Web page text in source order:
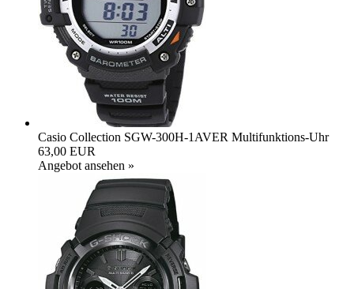
Casio Collection SGW-300H-1AVER Multifunktions-Uhr
63,00 EUR
Angebot ansehen »